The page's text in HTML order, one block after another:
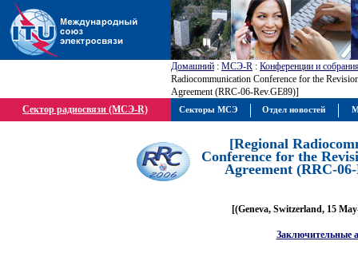
Домашний : МСЭ-R : Конференции и
Radiocommunication Conference for the
Agreement (RRC-06-Rev.GE89)]
Сектор радиосвязи (МСЭ-R)
[Regional
Conference for the
Agreement (RRC-
[(Geneva, Switzerland, 15
Заключительные
Секторы МСЭ Отдел новостей